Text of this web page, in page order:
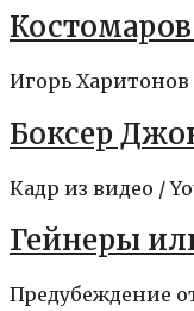
Игорь
Боксер
Кадр из видео /
Гейнеры
Предубеждение